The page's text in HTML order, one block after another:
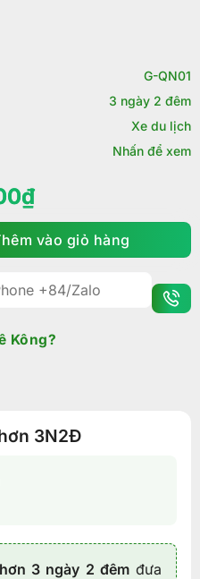
G-QN01
3 ngày 2 đêm
Xe du lịch
Nhấn để xem
₫
Kỳ Co, Eo Gió, Gềnh Ráng -
vào giỏ hàng
Kông?
3N2Đ
3 ngày 2 đêmđưa